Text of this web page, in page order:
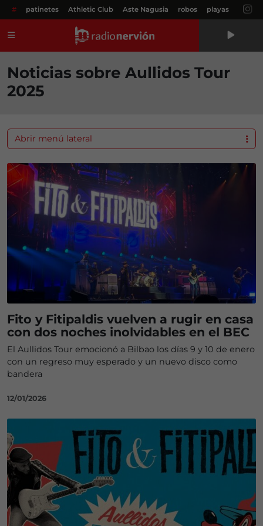
# patinetes Athletic Club Aste Nagusia robos playas
Noticias sobre Aullidos Tour
2025
Fito y Fitipaldis vuelven a rugir en casa
con dos noches inolvidables en el BEC
El Aullidos Tour emocionó a Bilbao los días 9 y 10 de enero
con un regreso muy esperado y un nuevo disco como
bandera
12/01/2026
Abrir menú lateral